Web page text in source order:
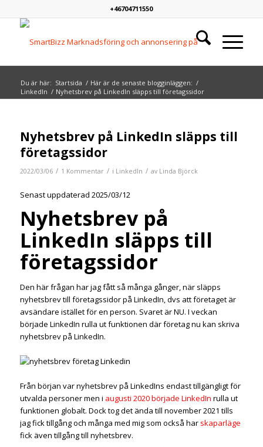
+46704711550
Du är här: Startsida / Här är de senaste blogginläggen: /
LinkedIn / Nyhetsbrev på LinkedIn släpps till företagssidor
Nyhetsbrev på LinkedIn släpps till
företagssidor
2022/03/06 / 1 Kommentar / i LinkedIn / av Linda Björck
Senast uppdaterad 2025/03/12
Nyhetsbrev på
LinkedIn släpps till
företagssidor
Den här frågan har jag fått så många gånger, när släpps
nyhetsbrev till företagssidor på LinkedIn, dvs att företaget är
avsändare istället för en person. Svaret är NU. I veckan
började LinkedIn rulla ut funktionen där företag nu kan skriva
nyhetsbrev på LinkedIn.
Från början var nyhetsbrev på LinkedIns endast tillgängligt för
utvalda personer men i augusti 2020 började LinkedIn rulla ut
funktionen globalt. Dock tog det ända till november 2021 tills
jag fick tillgång och många med mig som också har skaparläge
fick även tillgång till nyhetsbrev.